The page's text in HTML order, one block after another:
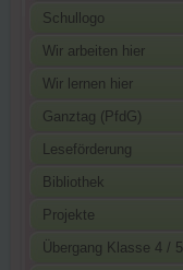
Schullogo
Wir arbeiten hier
Wir lernen hier
Ganztag (PfdG)
Leseförderung
Bibliothek
Projekte
Übergang Klasse 4 / 5